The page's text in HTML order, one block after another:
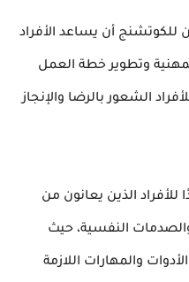
للكوتشنج أن يساعد الأفراد
وتطوير خطة العمل
الشعور بالرضا والإنجاز
للأفراد الذين يعانون من
والصدمات النفسية، حيث
والمهارات اللازمة